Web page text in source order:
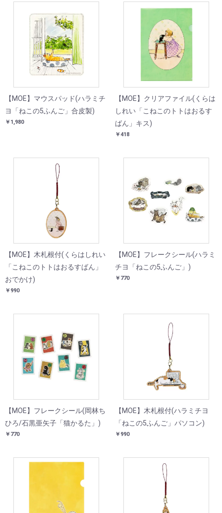
【MOE】マウスパッド(ハラミチ
ヨ「ねこの5ふんご」合皮製)
￥1,980
【MOE】クリアファイル(くらは
しれい「こねこのトトはおるす
ばん」キス)
￥418
【MOE】木札根付(くらはしれい
「こねこのトトはおるすばん」
おでかけ)
￥990
【MOE】フレークシール(ハラミ
チヨ「ねこの5ふんご」)
￥770
【MOE】フレークシール(岡林ち
ひろ/石黒亜矢子「猫かるた」)
￥770
【MOE】木札根付(ハラミチヨ
「ねこの5ふんご」パソコン)
￥990